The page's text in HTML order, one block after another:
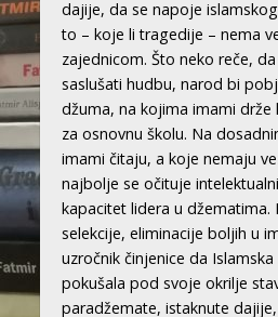
dajije, da se napoje
to – koje li tragedije – nema
zajednicom. Što neko reče,
saslušati hudbu, narod bi
džuma, na kojima imami drže
za osnovnu školu. Na
imami čitaju, a koje nemaju
najbolje se očituje
kapacitet lidera u džematima.
selekcije, eliminacije boljih u
uzročnik činjenice da
pokušala pod svoje okrilje
paradžemate, istaknute